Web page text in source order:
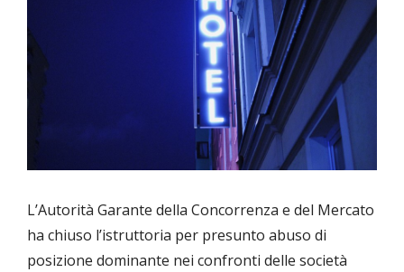
L’Autorità Garante della Concorrenza e del Mercato
ha chiuso l’istruttoria per presunto abuso di
posizione dominante nei confronti delle società